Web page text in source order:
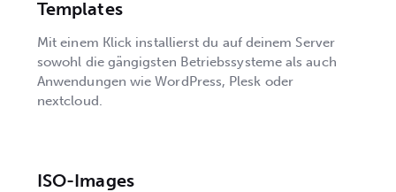
Templates
Mit einem Klick installierst du auf deinem Server
sowohl die gängigsten Betriebssysteme als auch
Anwendungen wie WordPress, Plesk oder
nextcloud.
ISO-Images